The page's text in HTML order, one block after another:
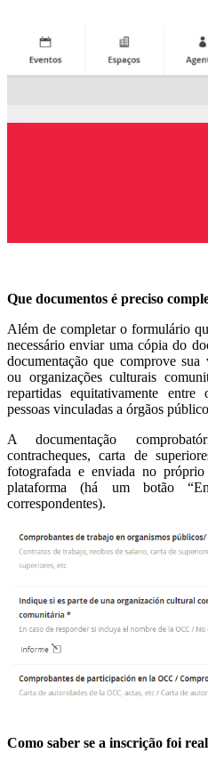
Que documentos é preciso
Além de completar o formulário
necessário enviar uma cópia do
documentação que comprove
ou organizações culturais
repartidas equitativamente
pessoas vinculadas a órgãos
A documentação
contracheques, carta de
fotografada e enviada no
plataforma (há um botão
correspondentes).
Como saber se a inscrição foi